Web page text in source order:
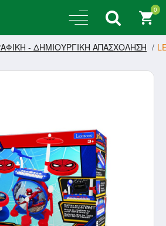
0
- ΔΗΜΙΟΥΡΓΙΚΗ ΑΠΑΣΧΟΛΗΣΗ